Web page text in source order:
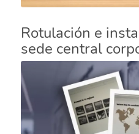
Rotulación e
sede central